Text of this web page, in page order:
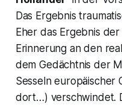
Das Ergebnis
Eher das Ergebnis
Erinnerung an den
dem Gedächtnis der
Sesseln europäischer
dort…) verschwindet.